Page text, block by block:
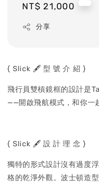
Regular
NT$ 21,000
分享
{ Slick 🖋️ 型 號 介 紹 }
飛行員雙槓鏡框的設計是
——開啟飛航模式，和你一
{ Slick 🖋️ 設 計 理 念 }
獨特的形式設計沒有過度
格的乾淨外觀。波士頓造